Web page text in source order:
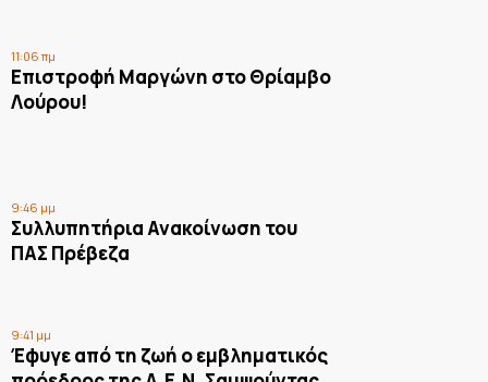
11:06 πμ
Επιστροφή Μαργώνη στο Θρίαμβο
Λούρου!
9:46 μμ
Συλλυπητήρια Ανακοίνωση του
ΠΑΣ Πρέβεζα
9:41 μμ
Έφυγε από τη ζωή ο εμβληματικός